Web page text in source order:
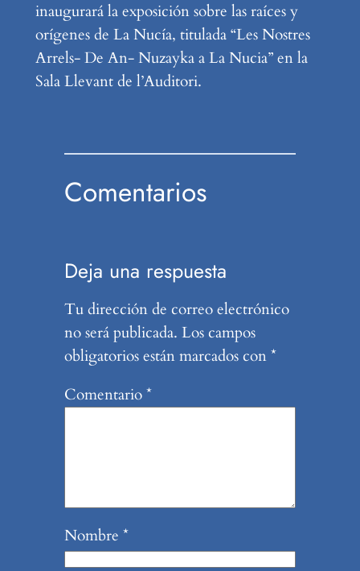
inaugurará la exposición sobre las raíces y
orígenes de La Nucía, titulada “Les Nostres
Arrels- De An- Nuzayka a La Nucia” en la
Sala Llevant de l’Auditori.
Comentarios
Deja una respuesta
Tu dirección de correo electrónico
no será publicada. Los campos
obligatorios están marcados con*
Comentario*
Nombre *